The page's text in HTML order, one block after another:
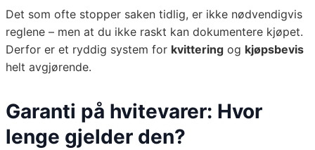
Det som ofte stopper saken tidlig, er ikke nødvendigvis
reglene – men at du ikke raskt kan dokumentere kjøpet.
Derfor er et ryddig system for kvittering og kjøpsbevis
helt avgjørende.
Garanti på hvitevarer: Hvor
lenge gjelder den?